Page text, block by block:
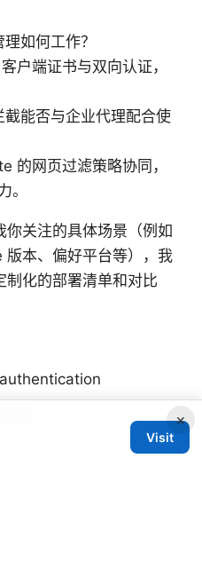
如何工作？
户端证书与双向认证，
能否与企业代理配合使
的网页过滤策略协同，
。
关注的具体场景（例如
本、偏好平台等），我
制化的部署清单和对比
解説と使いこなしガイド×
Visit